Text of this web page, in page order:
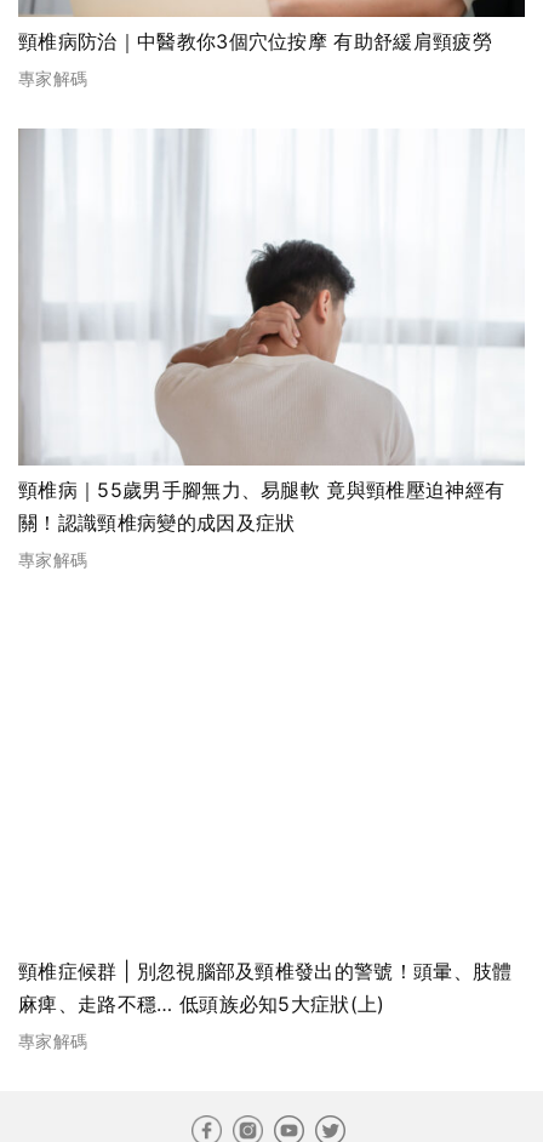
頸椎病防治｜中醫教你3個穴位按摩 有助舒緩肩頸疲勞
專家解碼
頸椎病｜55歲男手腳無力、易腿軟 竟與頸椎壓迫神經有
關！認識頸椎病變的成因及症狀
專家解碼
頸椎症候群 | 別忽視腦部及頸椎發出的警號！頭暈、肢體
麻痺、走路不穩… 低頭族必知5大症狀(上)
專家解碼